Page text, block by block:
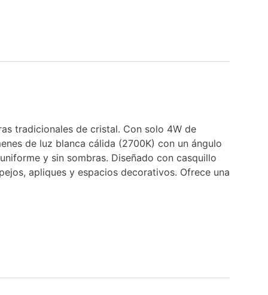
tradicionales de cristal. Con solo 4W de
de luz blanca cálida (2700K) con un ángulo
y sin sombras. Diseñado con casquillo
apliques y espacios decorativos. Ofrece una